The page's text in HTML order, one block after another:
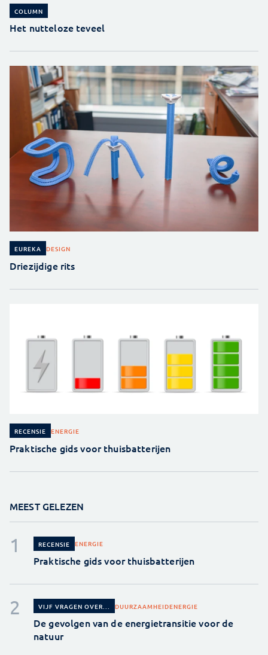
COLUMN
Het nutteloze teveel
EUREKA DESIGN
Driezijdige rits
RECENSIE ENERGIE
Praktische gids voor thuisbatterijen
MEEST GELEZEN
RECENSIE ENERGIE
Praktische gids voor thuisbatterijen
VIJF VRAGEN OVER... DUURZAAMHEIDENERGIE
De gevolgen van de energietransitie voor de
natuur